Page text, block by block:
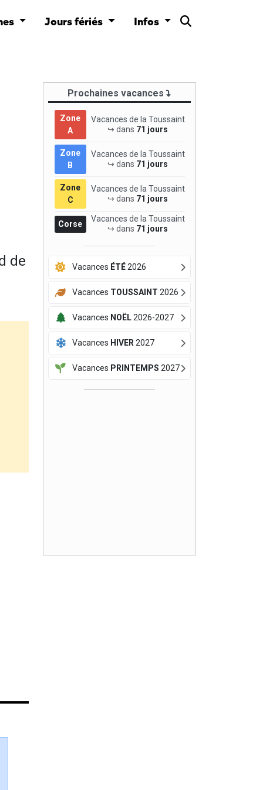
Jours fériés Infos
de
Prochaines vacances
Zone
A
Vacances de la Toussaint
↪ dans 71 jours
Zone
B
Vacances de la Toussaint
↪ dans 71 jours
Zone
C
Vacances de la Toussaint
↪ dans 71 jours
Corse
Vacances de la Toussaint
↪ dans 71 jours
Vacances ÉTÉ2026
Vacances TOUSSAINT 2026
Vacances NOËL2026-2027
Vacances HIVER 2027
Vacances PRINTEMPS 2027